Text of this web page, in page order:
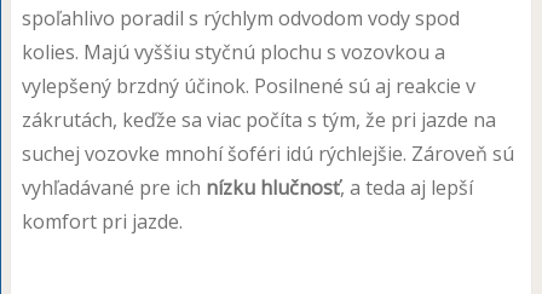
spoľahlivo poradil s rýchlym odvodom vody spod
kolies. Majú vyššiu styčnú plochu s vozovkou a
vylepšený brzdný účinok. Posilnené sú aj reakcie v
zákrutách, keďže sa viac počíta s tým, že pri jazde na
suchej vozovke mnohí šoféri idú rýchlejšie. Zároveň sú
vyhľadávané pre ich nízku hlučnosť, a teda aj lepší
komfort pri jazde.